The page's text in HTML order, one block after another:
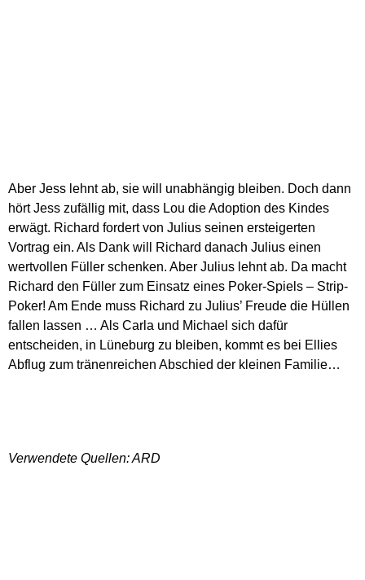
Aber Jess lehnt ab, sie will unabhängig bleiben. Doch dann
hört Jess zufällig mit, dass Lou die Adoption des Kindes
erwägt. Richard fordert von Julius seinen ersteigerten
Vortrag ein. Als Dank will Richard danach Julius einen
wertvollen Füller schenken. Aber Julius lehnt ab. Da macht
Richard den Füller zum Einsatz eines Poker-Spiels – Strip-
Poker! Am Ende muss Richard zu Julius’ Freude die Hüllen
fallen lassen … Als Carla und Michael sich dafür
entscheiden, in Lüneburg zu bleiben, kommt es bei Ellies
Abflug zum tränenreichen Abschied der kleinen Familie…
Verwendete Quellen: ARD